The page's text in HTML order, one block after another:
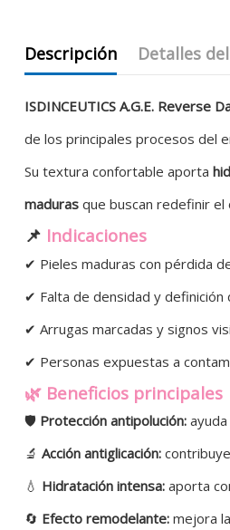
Descripción Detalles
ISDINCEUTICS A.G.E. Reverse
de los principales procesos del
Su textura confortable aporta
maduras que buscan redefinir el
📌 Indicaciones
✔ Pieles maduras con pérdida
✔ Falta de densidad y definición
✔ Arrugas marcadas y signos
✔ Personas expuestas a
🌿 Beneficios principales
🛡 Protección antipolución:
🔬 Acción antiglicación:
💧 Hidratación intensa: aporta
🔄 Efecto remodelante: mejora